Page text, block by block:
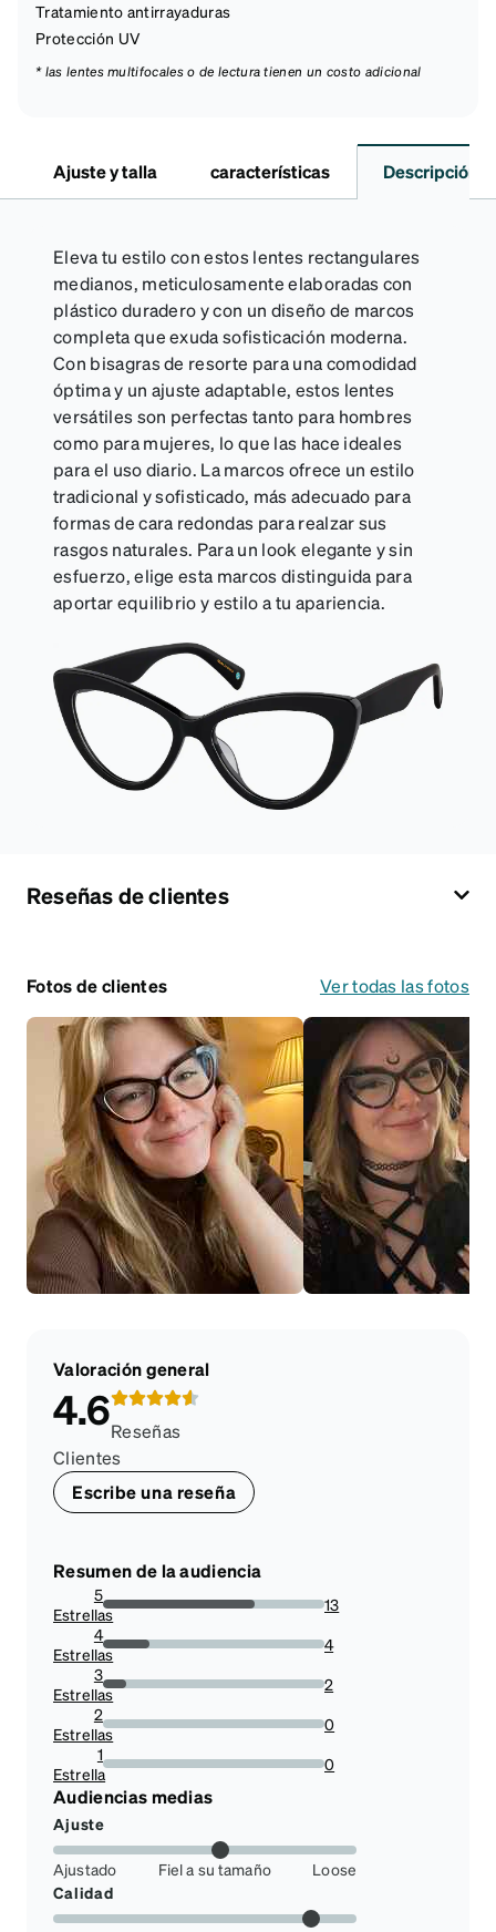
Tratamiento antirrayaduras
Protección UV
* las lentes multifocales o de lectura tienen un costo adicional
Ajuste y talla características Descripción
Eleva tu estilo con estos lentes rectangulares
medianos, meticulosamente elaboradas con
plástico duradero y con un diseño de marcos
completa que exuda sofisticación moderna.
Con bisagras de resorte para una comodidad
óptima y un ajuste adaptable, estos lentes
versátiles son perfectas tanto para hombres
como para mujeres, lo que las hace ideales
para el uso diario. La marcos ofrece un estilo
tradicional y sofisticado, más adecuado para
formas de cara redondas para realzar sus
rasgos naturales. Para un look elegante y sin
esfuerzo, elige esta marcos distinguida para
aportar equilibrio y estilo a tu apariencia.
Reseñas de clientes
Fotos de clientes Ver todas las fotos
Valoración general
4.6Reseñas
Clientes
Escribe una reseña
Resumen de la audiencia
5
Estrellas68.42105263157895%
13
4
Estrellas21.052631578947366%
4
3
Estrellas10.526315789473683%
2
2
Estrellas
0%
0
1
Estrella0%
0
Audiencias medias
Ajuste
Ajustado Fiel a su tamaño
Loose
Calidad